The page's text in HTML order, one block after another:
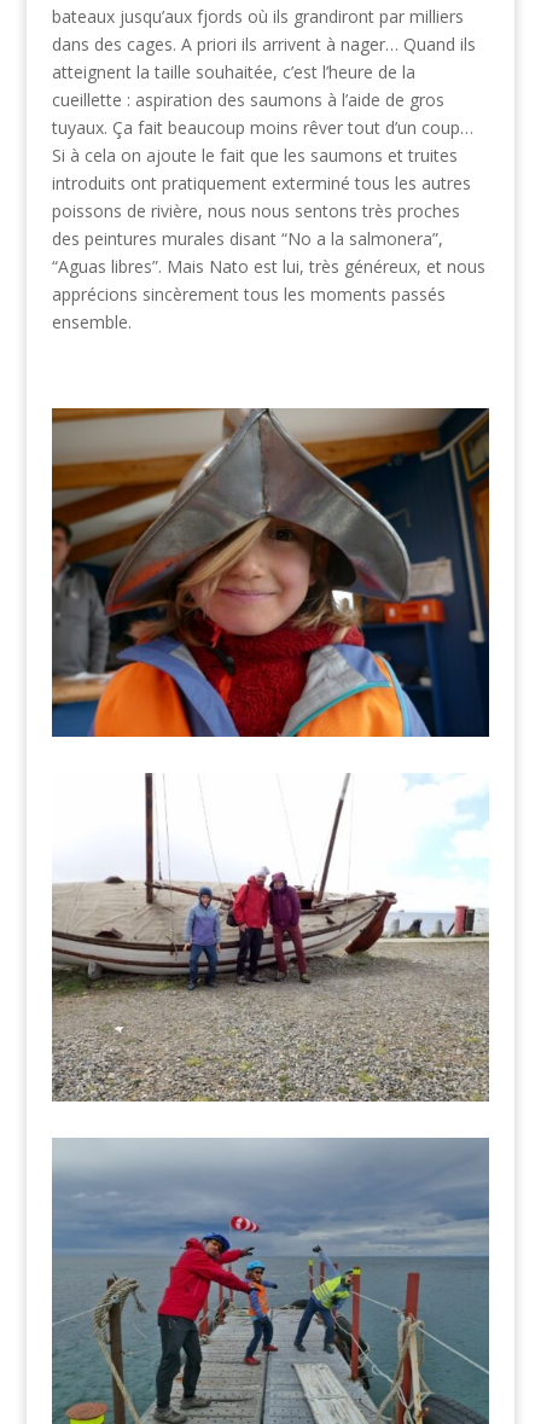
bateaux jusqu’aux fjords où ils grandiront par milliers
dans des cages. A priori ils arrivent à nager… Quand ils
atteignent la taille souhaitée, c’est l’heure de la
cueillette : aspiration des saumons à l’aide de gros
tuyaux. Ça fait beaucoup moins rêver tout d’un coup…
Si à cela on ajoute le fait que les saumons et truites
introduits ont pratiquement exterminé tous les autres
poissons de rivière, nous nous sentons très proches
des peintures murales disant “No a la salmonera”,
“Aguas libres”. Mais Nato est lui, très généreux, et nous
apprécions sincèrement tous les moments passés
ensemble.